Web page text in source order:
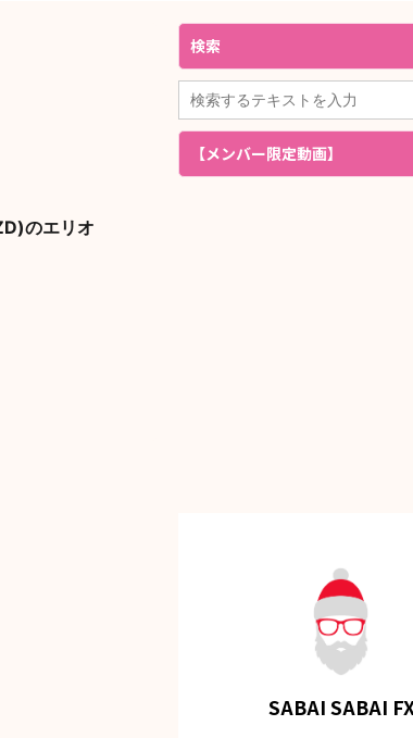
のエリオ
検索
【メンバー限定動画】
SABAI SABAI